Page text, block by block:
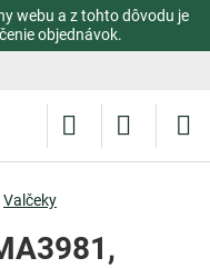
webu a z tohto dôvodu je
objednávok.
Valčeky